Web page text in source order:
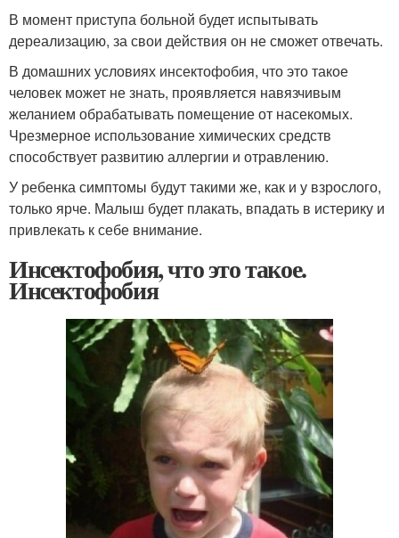
В момент приступа больной будет испытывать
дереализацию, за свои действия он не сможет отвечать.
В домашних условиях инсектофобия, что это такое
человек может не знать, проявляется навязчивым
желанием обрабатывать помещение от насекомых.
Чрезмерное использование химических средств
способствует развитию аллергии и отравлению.
У ребенка симптомы будут такими же, как и у взрослого,
только ярче. Малыш будет плакать, впадать в истерику и
привлекать к себе внимание.
Инсектофобия, что это такое.
Инсектофобия